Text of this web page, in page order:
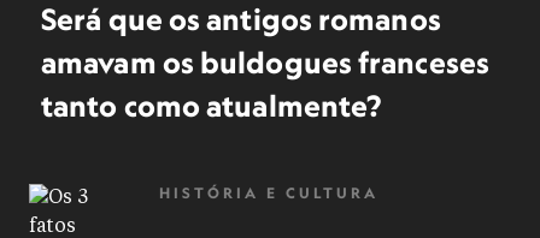
Será que os antigos romanos
amavam os buldogues franceses
tanto como atualmente?
HISTÓRIA E CULTURA